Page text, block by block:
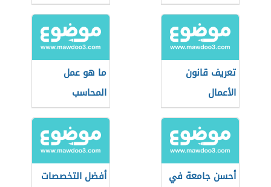
الصناعية
تعريف قانون
الأعمال
ما هو عمل
المحاسب
أحسن جامعة في
أفضل التخصصات